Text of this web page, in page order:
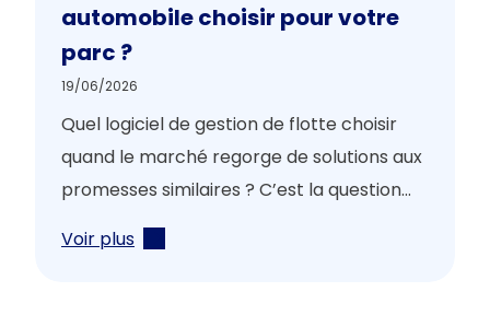
automobile choisir pour votre
parc ?
19/06/2026
Quel logiciel de gestion de flotte choisir
quand le marché regorge de solutions aux
promesses similaires ? C’est la question...
Voir plus